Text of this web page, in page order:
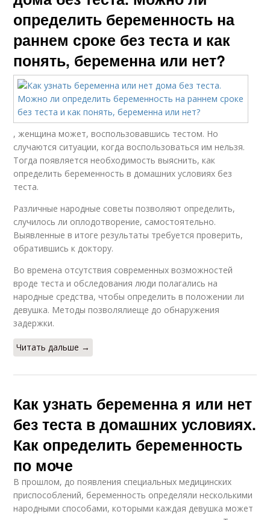
определить беременность на
раннем сроке без теста и как
понять, беременна или нет?
, женщина может, воспользовавшись тестом. Но
случаются ситуации, когда воспользоваться им нельзя.
Тогда появляется необходимость выяснить, как
определить беременность в домашних условиях без
теста.
Различные народные советы позволяют определить,
случилось ли оплодотворение, самостоятельно.
Выявленные в итоге результаты требуется проверить,
обратившись к доктору.
Во времена отсутствия современных возможностей
вроде теста и обследования люди полагались на
народные средства, чтобы определить в положении ли
девушка. Методы позволялиеще до обнаружения
задержки.
Читать дальше →
Как узнать беременна я или нет
без теста в домашних условиях.
Как определить беременность
по моче
В прошлом, до появления специальных медицинских
приспособлений, беременность определяли несколькими
народными способами, которыми каждая девушка может